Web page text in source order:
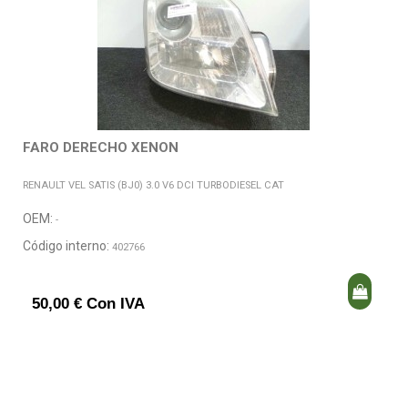
FARO DERECHO XENON
RENAULT VEL SATIS (BJ0) 3.0 V6 DCI TURBODIESEL CAT
OEM: -
Código interno: 402766
50,00 € Con IVA